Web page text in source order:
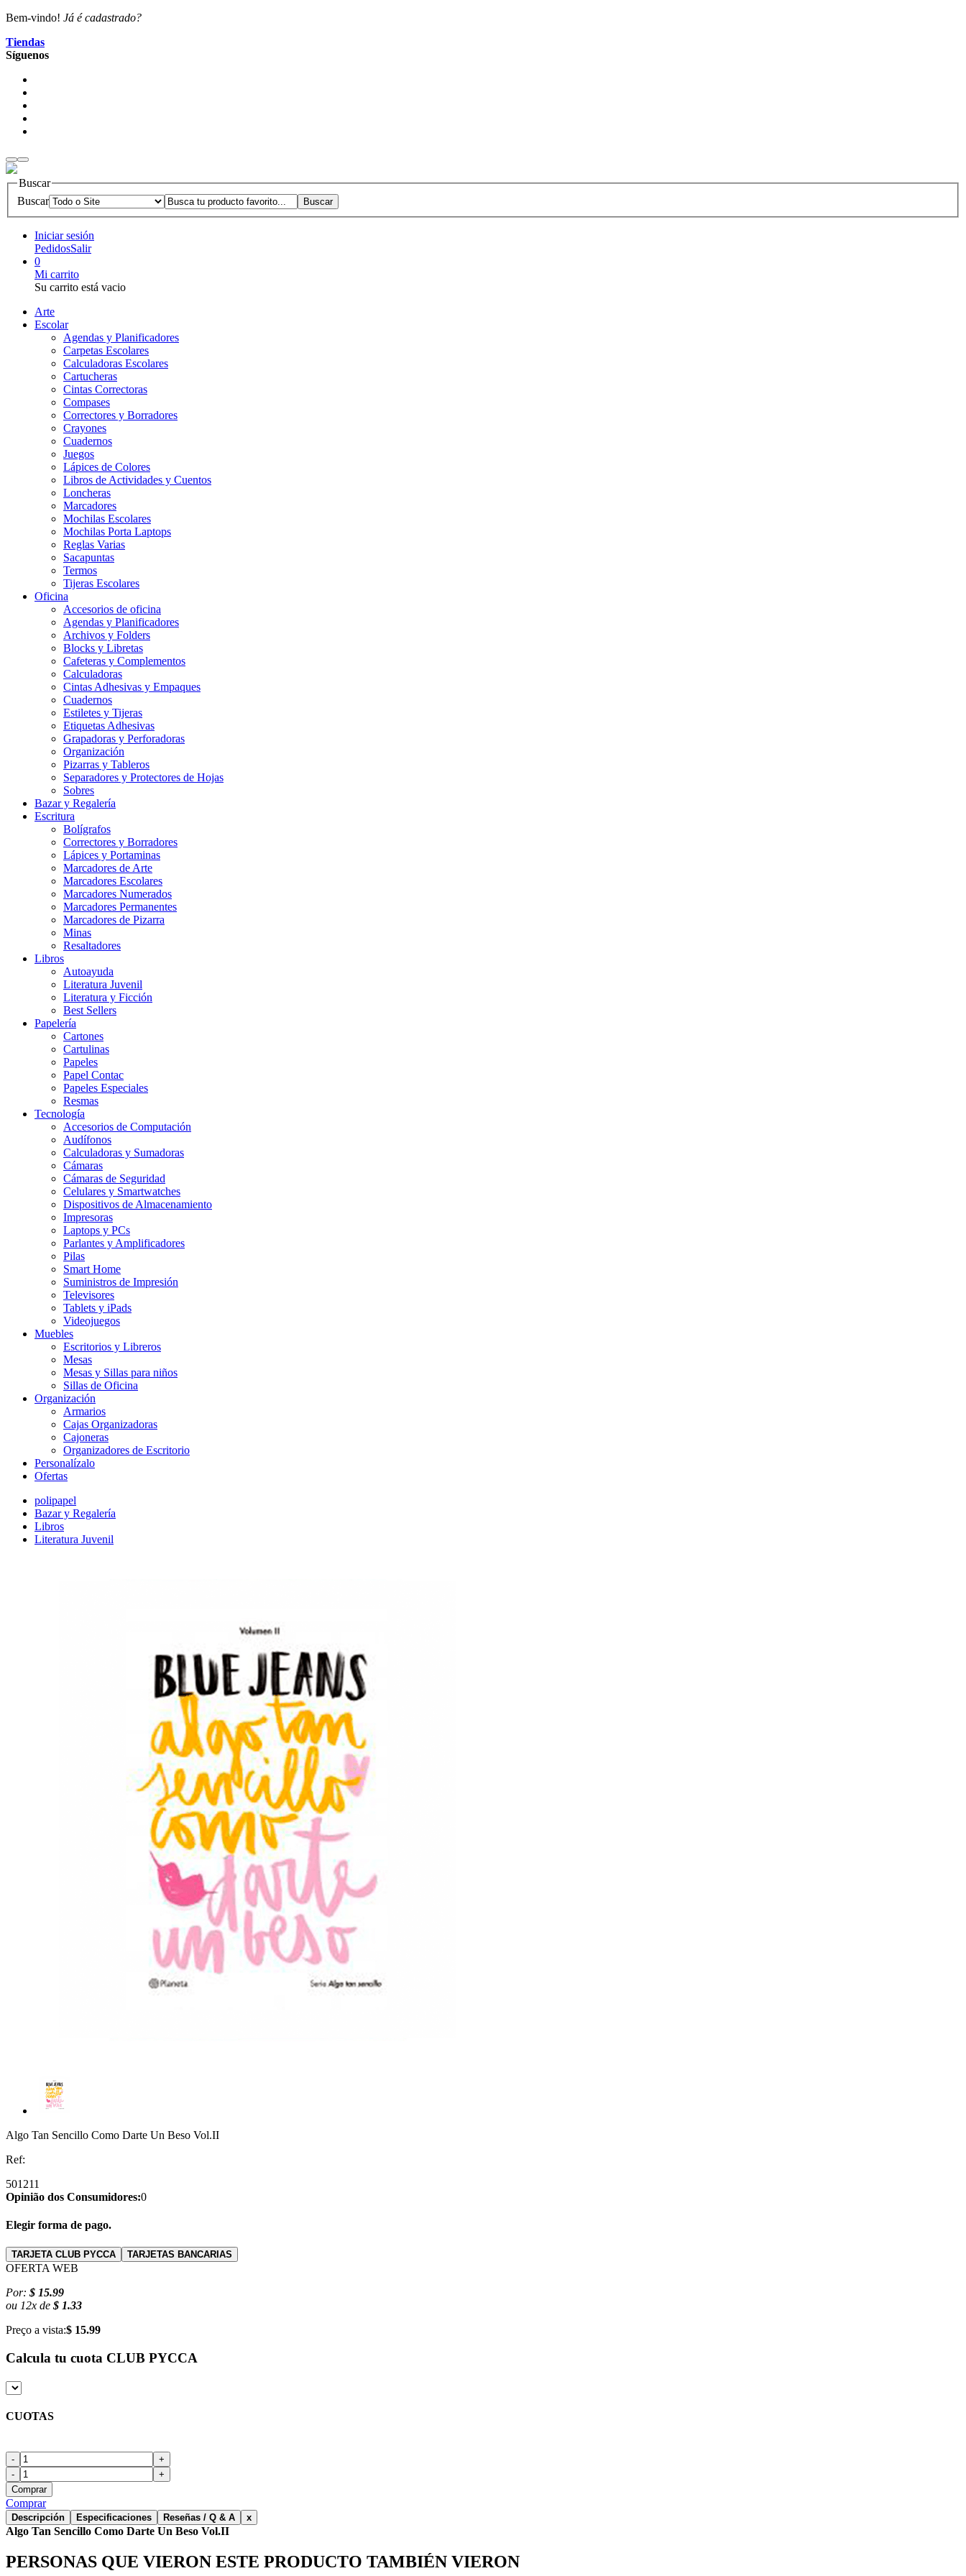
Bem-vindo! Já é cadastrado?
Tiendas
Síguenos
Buscar
Buscar
Iniciar sesión
PedidosSalir
0
Mi carrito
Su carrito está vacio
Arte
Escolar
Agendas y Planificadores
Carpetas Escolares
Calculadoras Escolares
Cartucheras
Cintas Correctoras
Compases
Correctores y Borradores
Crayones
Cuadernos
Juegos
Lápices de Colores
Libros de Actividades y Cuentos
Loncheras
Marcadores
Mochilas Escolares
Mochilas Porta Laptops
Reglas Varias
Sacapuntas
Termos
Tijeras Escolares
Oficina
Accesorios de oficina
Agendas y Planificadores
Archivos y Folders
Blocks y Libretas
Cafeteras y Complementos
Calculadoras
Cintas Adhesivas y Empaques
Cuadernos
Estiletes y Tijeras
Etiquetas Adhesivas
Grapadoras y Perforadoras
Organización
Pizarras y Tableros
Separadores y Protectores de Hojas
Sobres
Bazar y Regalería
Escritura
Bolígrafos
Correctores y Borradores
Lápices y Portaminas
Marcadores de Arte
Marcadores Escolares
Marcadores Numerados
Marcadores Permanentes
Marcadores de Pizarra
Minas
Resaltadores
Libros
Autoayuda
Literatura Juvenil
Literatura y Ficción
Best Sellers
Papelería
Cartones
Cartulinas
Papeles
Papel Contac
Papeles Especiales
Resmas
Tecnología
Accesorios de Computación
Audífonos
Calculadoras y Sumadoras
Cámaras
Cámaras de Seguridad
Celulares y Smartwatches
Dispositivos de Almacenamiento
Impresoras
Laptops y PCs
Parlantes y Amplificadores
Pilas
Smart Home
Suministros de Impresión
Televisores
Tablets y iPads
Videojuegos
Muebles
Escritorios y Libreros
Mesas
Mesas y Sillas para niños
Sillas de Oficina
Organización
Armarios
Cajas Organizadoras
Cajoneras
Organizadores de Escritorio
Personalízalo
Ofertas
polipapel
Bazar y Regalería
Libros
Literatura Juvenil
Algo Tan Sencillo Como Darte Un Beso Vol.II
Ref:
501211
Opinião dos Consumidores:0
Elegir forma de pago.
TARJETA CLUB PYCCA TARJETAS BANCARIAS
OFERTA WEB
Por: $ 15.99
ou 12x de $ 1.33
Preço a vista:$ 15.99
Calcula tu cuota CLUB PYCCA
CUOTAS
-
+
-
+
Comprar
Comprar
Descripción Especificaciones Reseñas / Q & A x
Algo Tan Sencillo Como Darte Un Beso Vol.II
PERSONAS QUE VIERON ESTE PRODUCTO TAMBIÉN VIERON